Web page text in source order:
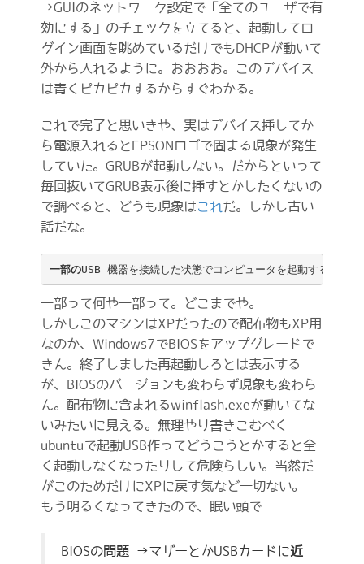
→GUIのネットワーク設定で「全てのユーザで有
効にする」のチェックを立てると、起動してロ
グイン画面を眺めているだけでもDHCPが動いて
外から入れるように。おおおお。このデバイス
は青くピカピカするからすぐわかる。
これで完了と思いきや、実はデバイス挿してか
ら電源入れるとEPSONロゴで固まる現象が発生
していた。GRUBが起動しない。だからといって
毎回抜いてGRUB表示後に挿すとかしたくないの
で調べると、どうも現象はこれだ。しかし古い
話だな。
一部のUSB 機器を接続した状態でコンピュータを起動する際に
一部って何や一部って。どこまでや。
しかしこのマシンはXPだったので配布物もXP用
なのか、Windows7でBIOSをアップグレードで
きん。終了しました再起動しろとは表示する
が、BIOSのバージョンも変わらず現象も変わら
ん。配布物に含まれるwinflash.exeが動いてな
いみたいに見える。無理やり書きこむべく
ubuntuで起動USB作ってどうこうとかすると全
く起動しなくなったりして危険らしい。当然だ
がこのためだけにXPに戻す気など一切ない。
もう明るくなってきたので、眠い頭で
BIOSの問題 →マザーとかUSBカードに近